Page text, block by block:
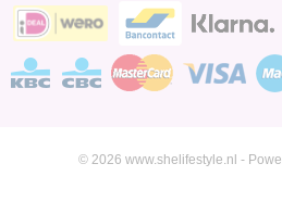
© 2026 www.shelifestyle.nl -